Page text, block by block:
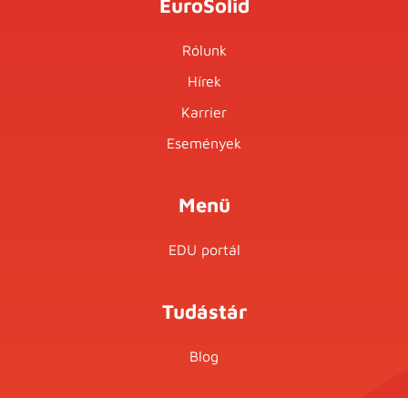
EuroSolid
Rólunk
Hírek
Karrier
Események
Menü
EDU portál
Tudástár
Blog